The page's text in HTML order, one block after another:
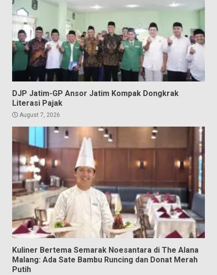
DJP Jatim-GP Ansor Jatim Kompak Dongkrak
Literasi Pajak
August 7, 2026
Kuliner Bertema Semarak Noesantara di The Alana
Malang: Ada Sate Bambu Runcing dan Donat Merah
Putih